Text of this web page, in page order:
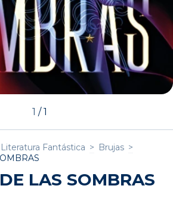
1 /1
Literatura Fantástica > Brujas >
LAS SOMBRAS